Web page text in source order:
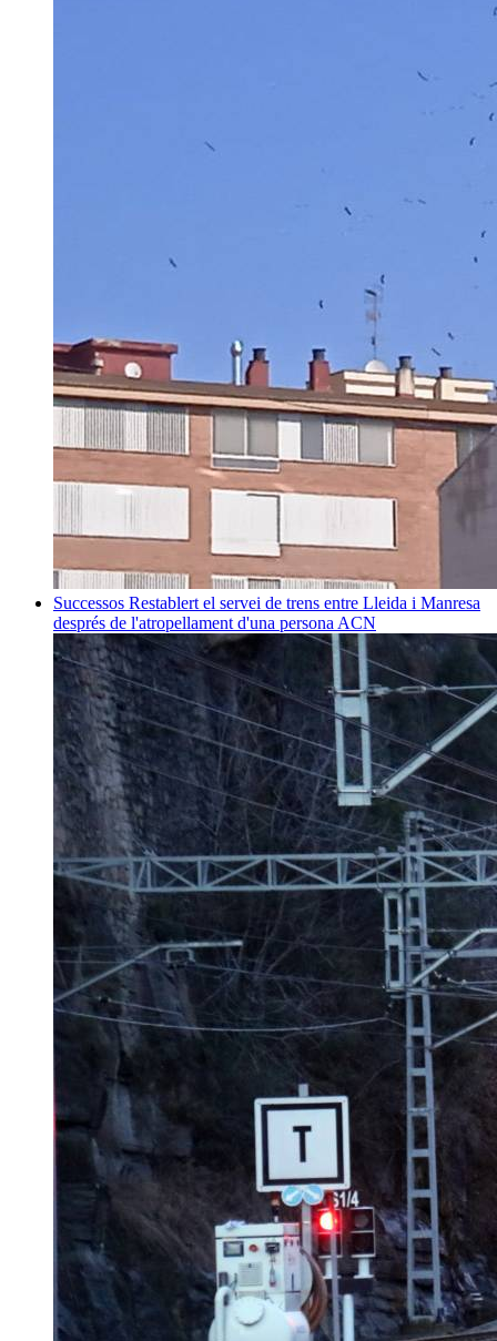
Successos Restablert el servei de trens entre Lleida i Manresa
després de l'atropellament d'una persona ACN